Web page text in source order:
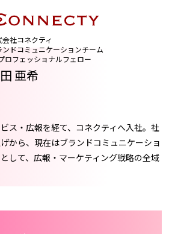
会社コネクティ
ンドコミュニケーションチーム
ロフェッショナルフェロー
亜希
ス・広報を経て、コネクティへ入社。社
から、現在はブランドコミュニケーショ
して、広報・マーケティング戦略の全域